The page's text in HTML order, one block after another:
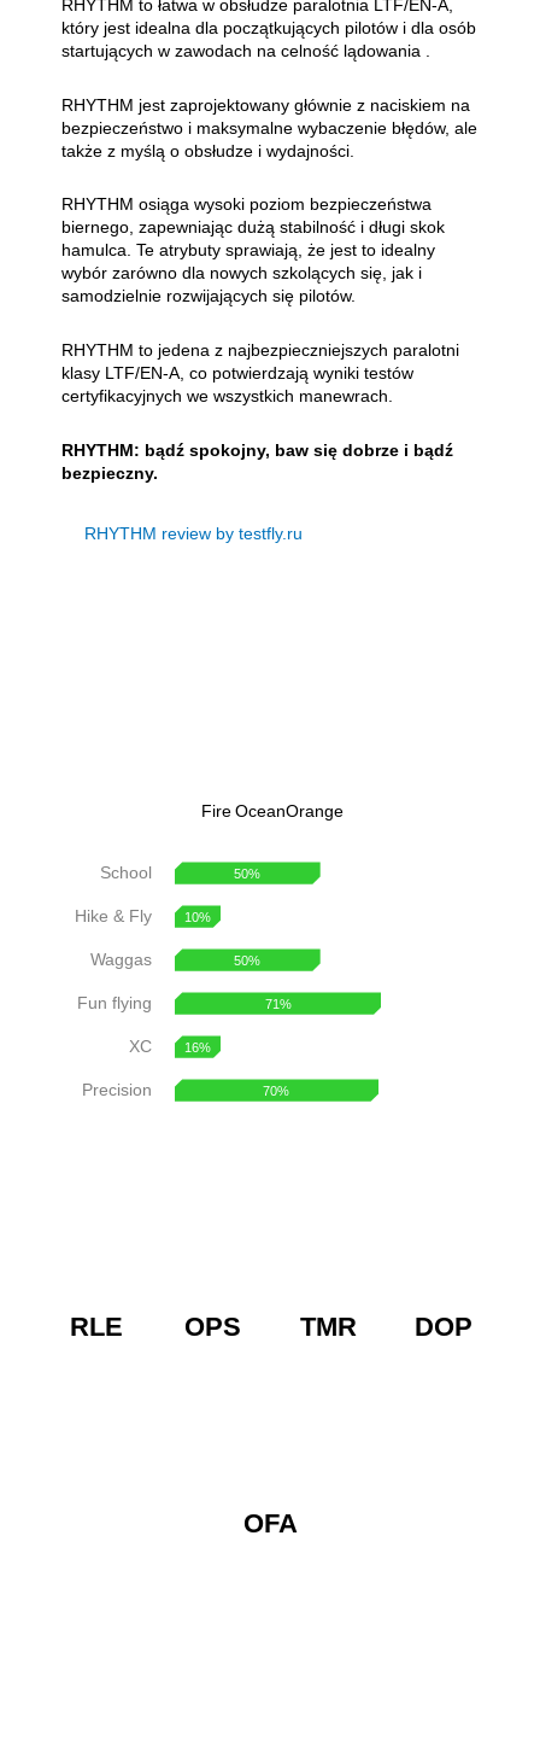
RHYTHM to łatwa w obsłudze paralotnia LTF/EN-A,
który jest idealna dla początkujących pilotów i dla osób
startujących w zawodach na celność lądowania .
RHYTHM jest zaprojektowany głównie z naciskiem na
bezpieczeństwo i maksymalne wybaczenie błędów, ale
także z myślą o obsłudze i wydajności.
RHYTHM osiąga wysoki poziom bezpieczeństwa
biernego, zapewniając dużą stabilność i długi skok
hamulca. Te atrybuty sprawiają, że jest to idealny
wybór zarówno dla nowych szkolących się, jak i
samodzielnie rozwijających się pilotów.
RHYTHM to jedena z najbezpieczniejszych paralotni
klasy LTF/EN-A, co potwierdzają wyniki testów
certyfikacyjnych we wszystkich manewrach.
RHYTHM: bądź spokojny, baw się dobrze i bądź
bezpieczny.
RHYTHM review by testfly.ru
Fire OceanOrange
School 50%
Hike & Fly 10%
Waggas 50%
Fun flying 71%
XC 16%
Precision 70%
RLE OPS TMR DOP
OFA